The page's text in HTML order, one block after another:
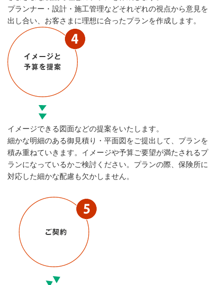
プランナー・設計・施工管理などそれぞれの視点から意見を
出し合い、お客さまに理想に合ったプランを作成します。
イメージできる図面などの提案をいたします。
細かな明細のある御見積り・平面図をご提出して、プランを
積み重ねていきます。イメージや予算ご要望が満たされるプ
ランになっているかご検討ください。プランの際、保険所に
対応した細かな配慮も欠かしません。